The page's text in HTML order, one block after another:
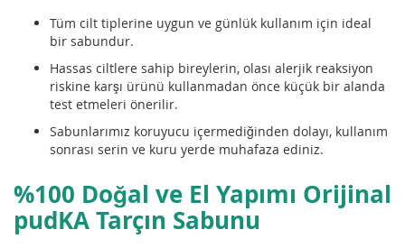
Tüm cilt tiplerine uygun ve günlük kullanım için ideal
bir sabundur.
Hassas ciltlere sahip bireylerin, olası alerjik reaksiyon
riskine karşı ürünü kullanmadan önce küçük bir alanda
test etmeleri önerilir.
Sabunlarımız koruyucu içermediğinden dolayı, kullanım
sonrası serin ve kuru yerde muhafaza ediniz.
%100 Doğal ve El Yapımı Orijinal
pudKATarçın Sabunu